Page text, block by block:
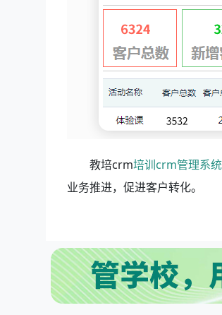
教培crm培训crm管理系统
业务推进，促进客户转化。